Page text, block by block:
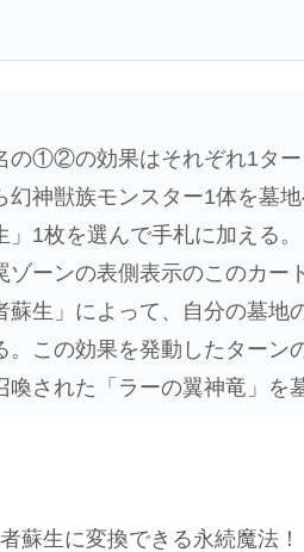
の①②の効果はそれぞれ1ター
神獣族モンスター1体を墓
」1枚を選んで手札に加える。
ーンの表側表示のこのカー
蘇生」によって、自分の墓
。この効果を発動したターン
喚された「ラーの翼神竜」を
蘇生に変換できる永続魔法！